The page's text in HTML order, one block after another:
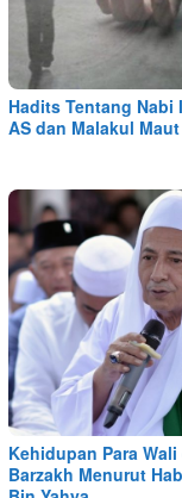
Hadits Tentang Nabi
AS dan Malakul Maut
Kehidupan Para
Barzakh Menurut